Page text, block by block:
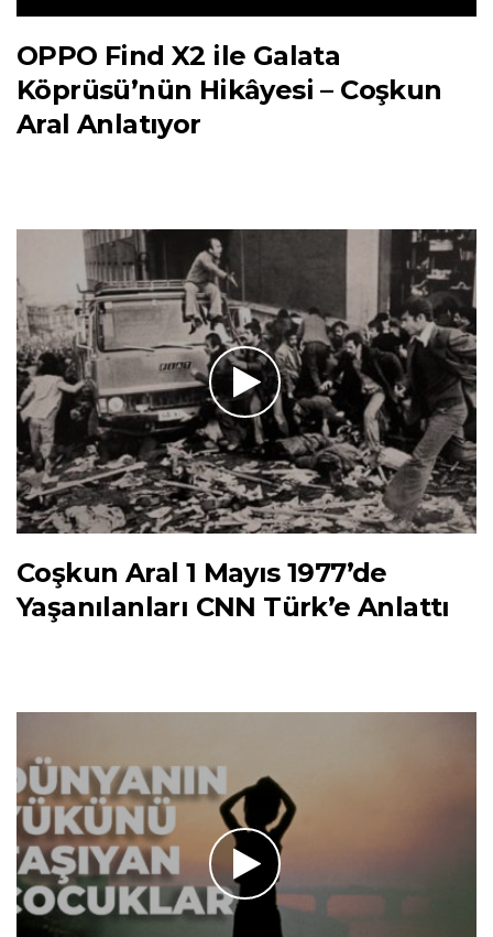
OPPO Find X2 ile Galata
Köprüsü’nün Hikâyesi – Coşkun
Aral Anlatıyor
Coşkun Aral 1 Mayıs 1977’de
Yaşanılanları CNN Türk’e Anlattı